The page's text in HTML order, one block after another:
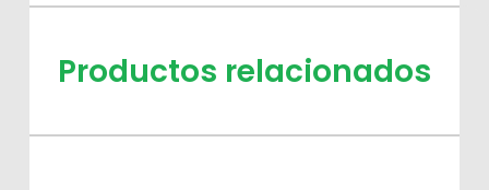
cantidad
Productos relacionados